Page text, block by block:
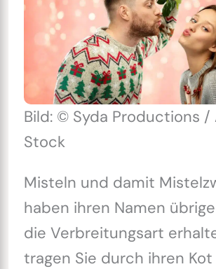
Bild: © Syda Productions /
Stock
Misteln und damit
haben ihren Namen
die Verbreitungsart
tragen Sie durch ihren